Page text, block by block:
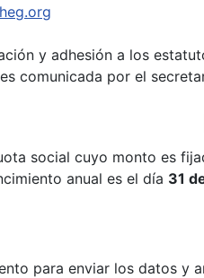
y adhesión a los
comunicada por el
social cuyo monto es
anual es el día 31
para enviar los datos y